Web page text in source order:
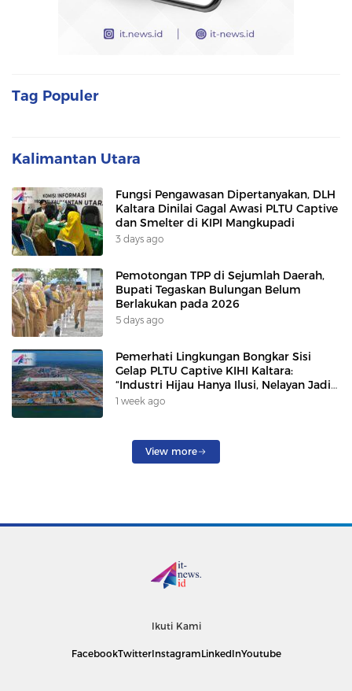
Tag Populer
Kalimantan Utara
Fungsi Pengawasan Dipertanyakan, DLH
Kaltara Dinilai Gagal Awasi PLTU Captive
dan Smelter di KIPI Mangkupadi
3 days ago
Pemotongan TPP di Sejumlah Daerah,
Bupati Tegaskan Bulungan Belum
Berlakukan pada 2026
5 days ago
Pemerhati Lingkungan Bongkar Sisi
Gelap PLTU Captive KIHI Kaltara:
“Industri Hijau Hanya Ilusi, Nelayan Jadi
Korban”
1 week ago
View more
Ikuti Kami
FacebookTwitterInstagramLinkedInYoutube